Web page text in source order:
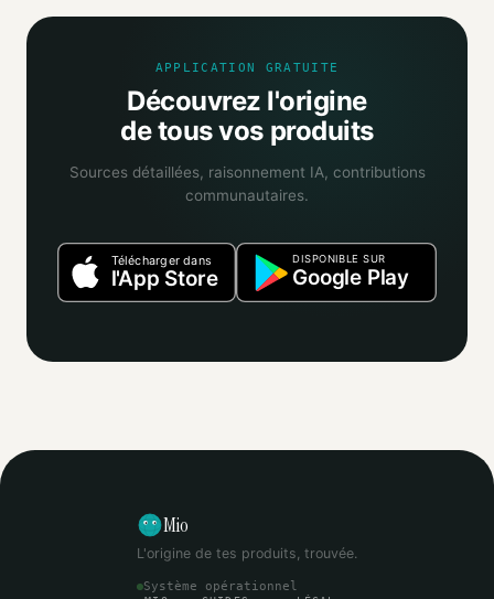
selon la fiabilité des informations trouvées.
APPLICATION GRATUITE
Découvrez l'origine
de tous vos produits
Sources détaillées, raisonnement IA, contributions
communautaires.
Télécharger dans
l'App Store
DISPONIBLE SUR
Google Play
Mio
L'origine de tes produits, trouvée.
Système opérationnel